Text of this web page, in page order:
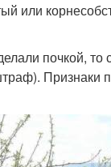
или
почкой, то
Признаки